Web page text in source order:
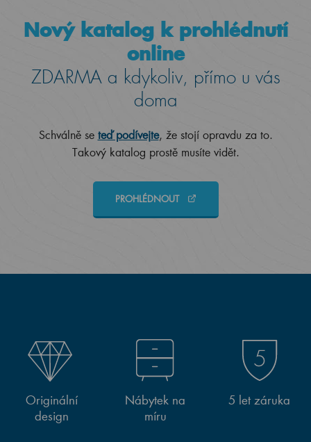
Nový katalog k prohlédnutí
online
ZDARMA a kdykoliv, přímo u vás
doma
Schválně se teď podívejte, že stojí opravdu za to.
Takový katalog prostě musíte vidět.
PROHLÉDNOUT
Originální
design
Nábytek na
míru
5 let záruka